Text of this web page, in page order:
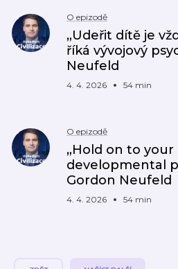
O epizodě
„Udeřit dítě je
říká vývojový
Neufeld
4. 4. 2026 54 min
O epizodě
„Hold on to your
developmental
Gordon Neufeld
4. 4. 2026 54 min